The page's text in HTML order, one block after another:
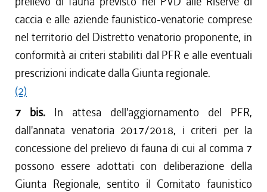
caccia e alle aziende faunistico-venatorie comprese
nel territorio del Distretto venatorio proponente, in
conformità ai criteri stabiliti dal PFR e alle eventuali
prescrizioni indicate dalla Giunta regionale.
(2)
7 bis. In attesa dell'aggiornamento del PFR,
dall'annata venatoria 2017/2018, i criteri per la
concessione del prelievo di fauna di cui al comma 7
possono essere adottati con deliberazione della
Giunta Regionale, sentito il Comitato faunistico